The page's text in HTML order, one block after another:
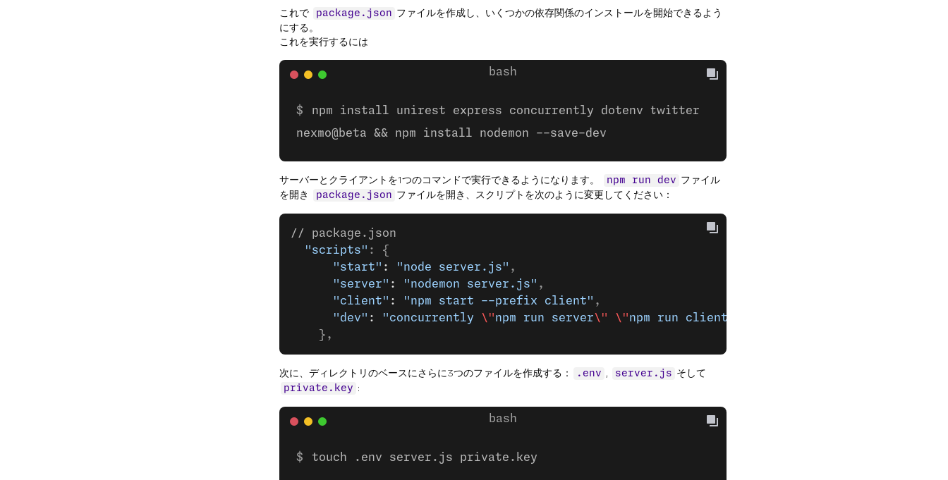
これで package.json ファイルを作成し、いくつかの依存関係のインストールを開始できるよう
にする。
これを実行するには
npm install unirest express concurrently dotenv twitter
nexmo@beta && npm install nodemon --save-dev
サーバーとクライアントを1つのコマンドで実行できるようになります。 npm run dev ファイル
を開き
package.json ファイルを開き、スクリプトを次のように変更してください：
// package.json
  "scripts"
: {
      "start"
: "node server.js" ,
      "server"
: "nodemon server.js" ,
      "client"
: "npm start --prefix client" ,
      "dev"
: "concurrently \"npm run server\" \"npm run client
    },
次に、ディレクトリのベースにさらに3つのファイルを作成する： .env , server.js そして
private.key :
touch .env server.js private.key